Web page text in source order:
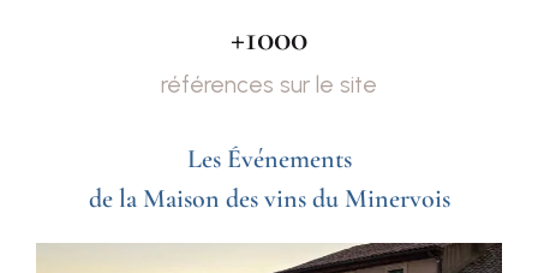
références sur le site
+1000
Les Événements
de la Maison des vins du Minervois